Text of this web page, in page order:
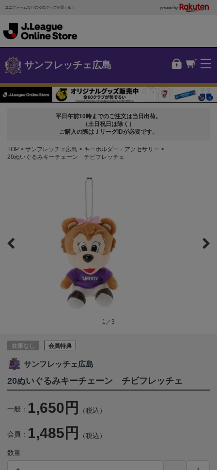
ユニフォームなどの公式グッズが買える！ powered by
サンフレッチェ広島
平日午前10時までのご注文は当日出荷。
（土日祝日は除く）
ご購入の際はＪリーグIDが必要です。
TOP サンフレッチェ広島
キーホルダー・アクセサリー
20ぬいぐるみキーチェーン チビフレッチェ
1／3
在庫なし 会員特典
サンフレッチェ広島
20ぬいぐるみキーチェーン チビフレッチェ
一般： 1,650円 （税込）
会員： 1,485円 （税込）
数量